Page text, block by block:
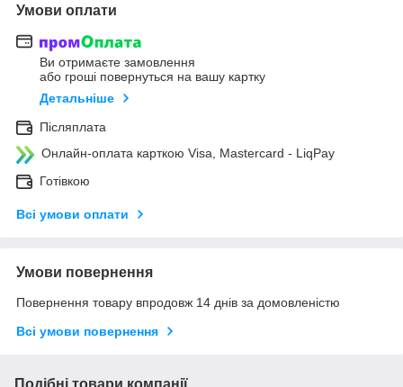
Умови оплати
Ви отримаєте замовлення
або гроші повернуться на вашу картку
Детальніше
Післяплата
Онлайн-оплата карткою Visa, Mastercard - LiqPay
Готівкою
Всі умови оплати
Умови повернення
Повернення товару впродовж 14 днів за домовленістю
Всі умови повернення